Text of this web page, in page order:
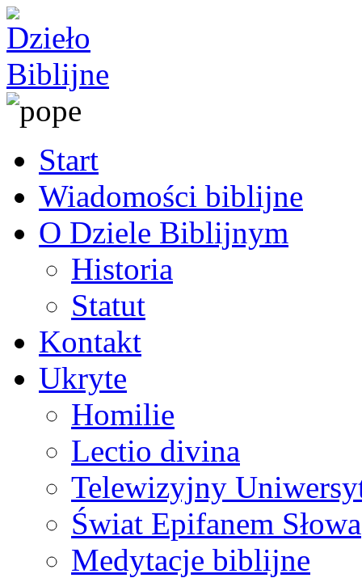
Start
Wiadomości biblijne
O Dziele Biblijnym
Historia
Statut
Kontakt
Ukryte
Homilie
Lectio divina
Telewizyjny
Świat Epifanem Słowa
Medytacje biblijne